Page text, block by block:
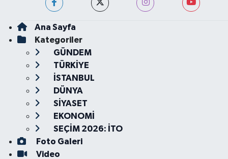
Ana Sayfa
Kategoriler
GÜNDEM
TÜRKİYE
İSTANBUL
DÜNYA
SİYASET
EKONOMİ
SEÇİM 2026: İTO
Foto Galeri
Video